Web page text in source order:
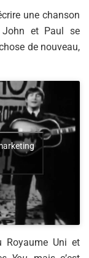
une chanson
John et Paul se
de nouveau,
Royaume Uni et